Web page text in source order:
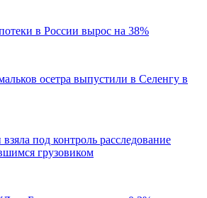
в России вырос на 38%
осетра выпустили в Селенгу в
под контроль расследование
грузовиком